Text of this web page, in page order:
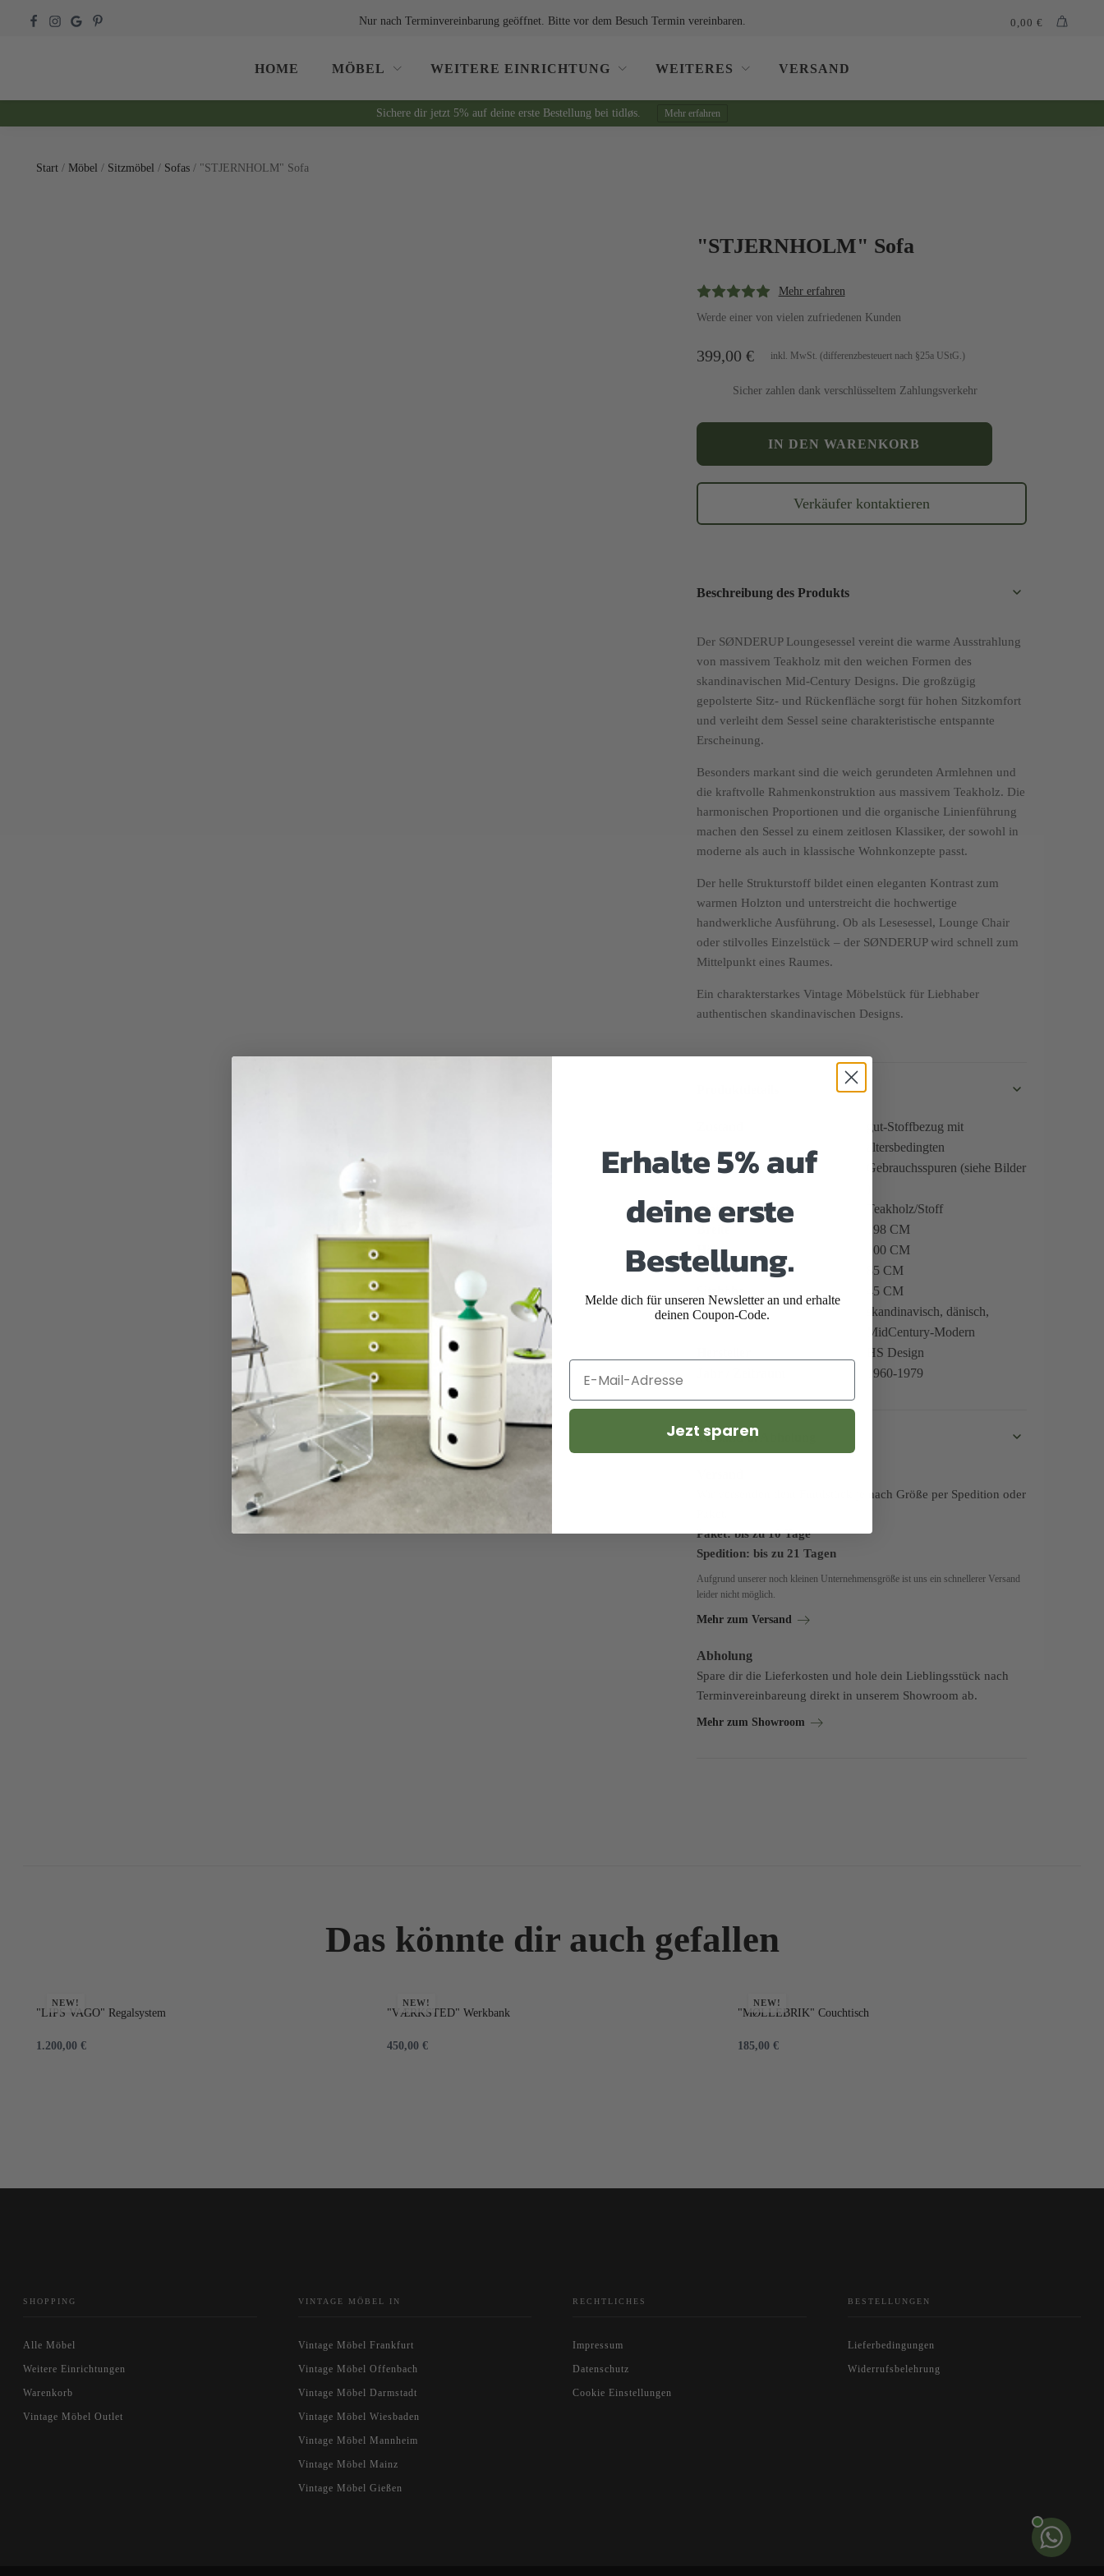
Nur nach Terminvereinbarung geöffnet. Bitte vor dem Besuch Termin vereinbaren. 0,00 €
HOME MÖBEL WEITERE EINRICHTUNG WEITERES VERSAND
Sichere dir jetzt 5% auf deine erste Bestellung bei tidløs. Mehr erfahren
Start / Möbel / Sitzmöbel / Sofas / "STJERNHOLM" Sofa
"STJERNHOLM" Sofa
Mehr erfahren
Werde einer von vielen zufriedenen Kunden
399,00 € inkl. MwSt. (differenzbesteuert nach §25a UStG.)
Sicher zahlen dank verschlüsseltem Zahlungsverkehr
Menge
IN DEN WARENKORB
Verkäufer kontaktieren
Beschreibung des Produkts
Der SØNDERUP Loungesessel vereint die warme Ausstrahlung
von massivem Teakholz mit den weichen Formen des
skandinavischen Mid-Century Designs. Die großzügig
gepolsterte Sitz- und Rückenfläche sorgt für hohen Sitzkomfort
und verleiht dem Sessel seine charakteristische entspannte
Erscheinung.
Besonders markant sind die weich gerundeten Armlehnen und
die kraftvolle Rahmenkonstruktion aus massivem Teakholz. Die
harmonischen Proportionen und die organische Linienführung
machen den Sessel zu einem zeitlosen Klassiker, der sowohl in
moderne als auch in klassische Wohnkonzepte passt.
Der helle Strukturstoff bildet einen eleganten Kontrast zum
warmen Holzton und unterstreicht die hochwertige
handwerkliche Ausführung. Ob als Lesesessel, Lounge Chair
oder stilvolles Einzelstück – der SØNDERUP wird schnell zum
Mittelpunkt eines Raumes.
Ein charakterstarkes Vintage Möbelstück für Liebhaber
authentischen skandinavischen Designs.
gut-Stoffbezug mit
altersbedingten
Gebrauchsspuren (siehe Bilder
Material
Teakholz/Stoff
198 CM
Höhe
100 CM
Tiefe
85 CM
45 CM
Stil
skandinavisch, dänisch,
MidCentury-Modern
HS Design
1960-1979
Versand u. Abholung
Wir versenden dein Fundstück je nach Größe per Spedition oder
Paket: bis zu 10 Tage
Spedition: bis zu 21 Tagen
Aufgrund unserer noch kleinen Unternehmensgröße ist uns ein schnellerer Versand
leider nicht möglich.
Mehr zum Versand
Abholung
Spare dir die Lieferkosten und hole dein Lieblingsstück nach
Terminvereinbareung direkt in unserem Showroom ab.
Mehr zum Showroom
Das könnte dir auch gefallen
NEW!
"LIPS VAGO" Regalsystem
1.200,00 €
NEW!
"VÆRKSTED" Werkbank
450,00 €
NEW!
"MØLLEBRIK" Couchtisch
185,00 €
SHOPPING
Alle Möbel
Weitere Einrichtungen
Warenkorb
Vintage Möbel Outlet
VINTAGE MÖBEL IN
Vintage Möbel Frankfurt
Vintage Möbel Offenbach
Vintage Möbel Darmstadt
Vintage Möbel Wiesbaden
Vintage Möbel Mannheim
Vintage Möbel Mainz
Vintage Möbel Gießen
RECHTLICHES
Impressum
Datenschutz
Cookie Einstellungen
BESTELLUNGEN
Lieferbedingungen
Widerrufsbelehrung
Erhalte 5% auf
deine erste
Bestellung.
Melde dich für unseren Newsletter an und erhalte
deinen Coupon-Code.
Jezt sparen